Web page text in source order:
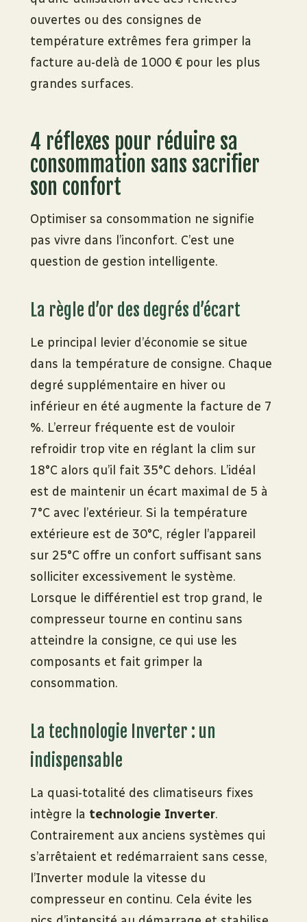
ouvertes ou des consignes de
température extrêmes fera grimper la
facture au-delà de 1000 € pour les plus
grandes surfaces.
4 réflexes pour réduire sa
consommation sans sacrifier
son confort
Optimiser sa consommation ne signifie
pas vivre dans l’inconfort. C’est une
question de gestion intelligente.
La règle d’or des degrés d’écart
Le principal levier d’économie se situe
dans la température de consigne. Chaque
degré supplémentaire en hiver ou
inférieur en été augmente la facture de 7
%. L’erreur fréquente est de vouloir
refroidir trop vite en réglant la clim sur
18°C alors qu’il fait 35°C dehors. L’idéal
est de maintenir un écart maximal de 5 à
7°C avec l’extérieur. Si la température
extérieure est de 30°C, régler l’appareil
sur 25°C offre un confort suffisant sans
solliciter excessivement le système.
Lorsque le différentiel est trop grand, le
compresseur tourne en continu sans
atteindre la consigne, ce qui use les
composants et fait grimper la
consommation.
La technologie Inverter : un
indispensable
La quasi-totalité des climatiseurs fixes
intègre la technologie Inverter.
Contrairement aux anciens systèmes qui
s’arrêtaient et redémarraient sans cesse,
l’Inverter module la vitesse du
compresseur en continu. Cela évite les